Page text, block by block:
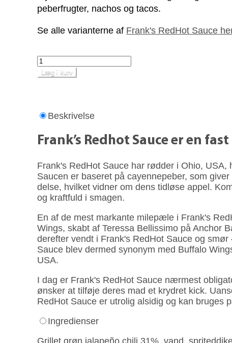
peber­frugter, nachos og tacos.
Se alle varianterne af Frank's RedHot Sauce
Læg i kurv
Beskrivelse
Frank’s Redhot Sauce er en
Frank's RedHot Sauce har rødder i Ohio,
Saucen er baseret på cayenne­peber, som
delse, hvilket vidner om dens tidløse appel.
og kraft­fuld i smagen.
En af de mest markante milepæle i Frank's
Wings, skabt af Teressa Bellissimo på Anchor
derefter vendt i Frank's RedHot Sauce og
Sauce blev dermed synonym med Buffalo
USA.
I dag er Frank's RedHot Sauce nærmest
ønsker at tilføje deres mad et krydret kick.
RedHot Sauce er utrolig alsidig og kan bruges
Ingredienser